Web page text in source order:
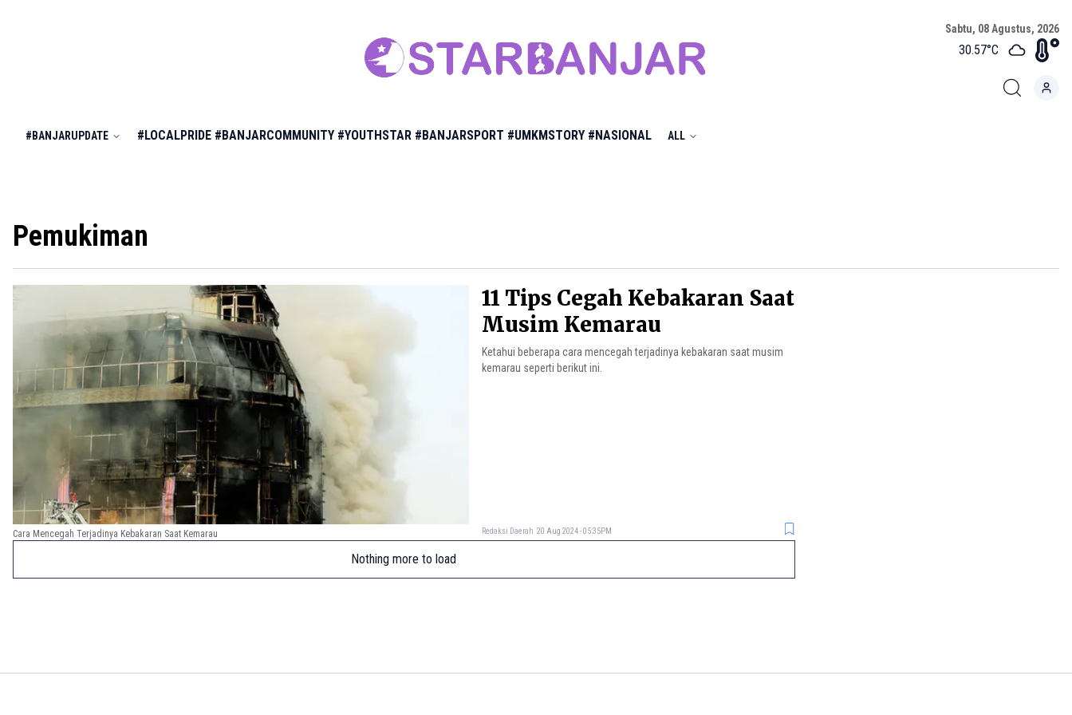
Sabtu, 08 Agustus, 2026
30.57°C
#BANJARUPDATE #LOCALPRIDE #BANJARCOMMUNITY #YOUTHSTAR #BANJARSPORT #UMKMSTORY #NASIONAL ALL
Pemukiman
11 Tips Cegah Kebakaran Saat
Musim Kemarau
Ketahui beberapa cara mencegah terjadinya kebakaran saat musim
kemarau seperti berikut ini.
Redaksi Daerah 20 Aug 2024 - 05:35PM
Cara Mencegah Terjadinya Kebakaran Saat Kemarau
Nothing more to load